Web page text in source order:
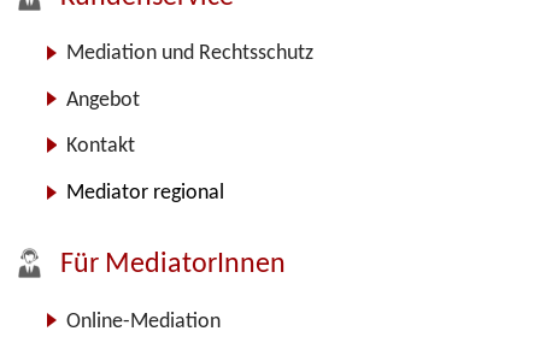
Mediation und Rechtsschutz
Angebot
Kontakt
Mediator regional
Für MediatorInnen
Online-Mediation